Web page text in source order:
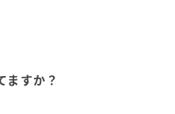
ますか？